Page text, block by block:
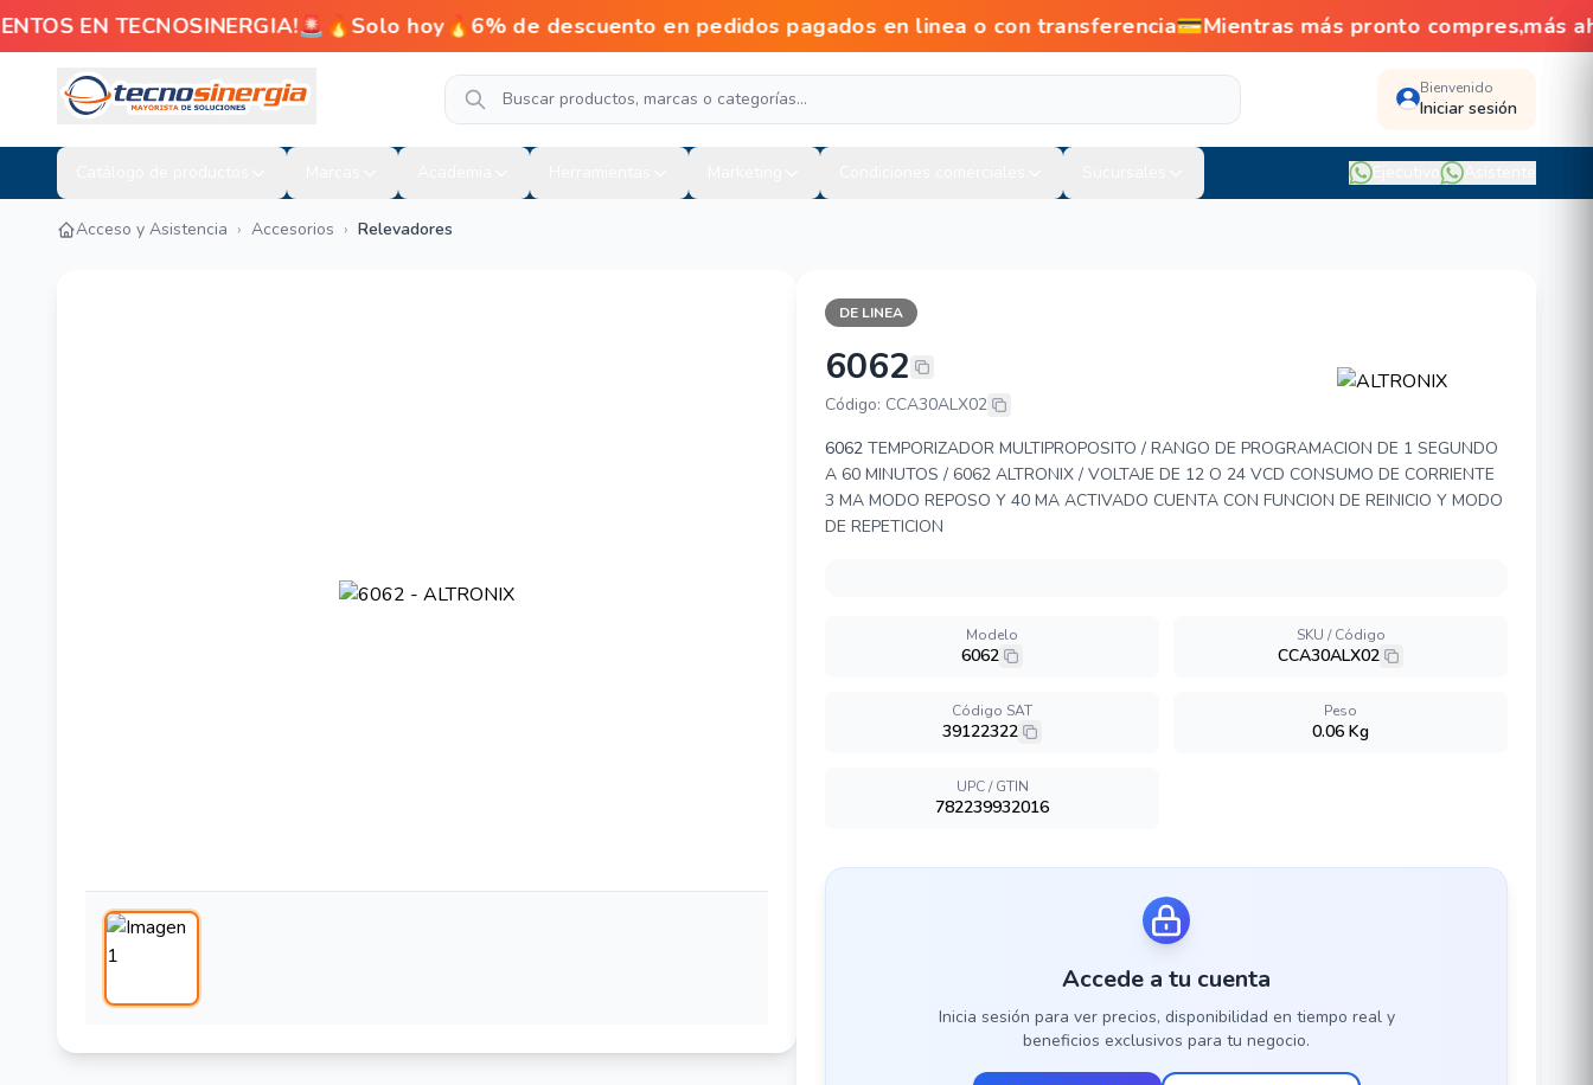
EN TECNOSINERGIA!🚨🔥Solo hoy🔥6% de descuento en pedidos pagados en linea o con transferencia💳Mientras más pronto compres,más
Bienvenido
Iniciar sesión
Acceso y Asistencia › Accesorios › Relevadores
DE LINEA
ALTRONIX 6062
6062
Código: CCA30ALX02
6062 TEMPORIZADOR MULTIPROPOSITO / RANGO DE PROGRAMACION DE 1 SEGUNDO
A 60 MINUTOS / 6062 ALTRONIX / VOLTAJE DE 12 O 24 VCD CONSUMO DE CORRIENTE
3 MA MODO REPOSO Y 40 MA ACTIVADO CUENTA CON FUNCION DE REINICIO Y MODO
DE REPETICION
Modelo
6062
SKU / Código
CCA30ALX02
Código SAT
39122322
Peso
0.06 Kg
UPC / GTIN
782239932016
Accede a tu cuenta
Inicia sesión para ver precios, disponibilidad en tiempo real y
beneficios exclusivos para tu negocio.